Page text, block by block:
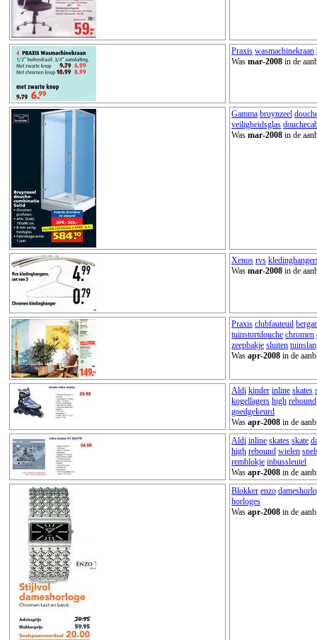
Praxis wasmachinekraan
Was mar-2008 in de
Gamma bruynzeel
veiligheidsglas
Was mar-2008 in de
Xenos rvs
Was mar-2008 in de
Praxis clubfauteuil
tuinstortdouche chromen
zeepbakje sluiten
Was apr-2008 in de
Aldi kinder inline skates
kogellagers high rebound
goedgekeurd
Was apr-2008 in de
Aldi inline skates skate
high rebound wielen
remblokje inbussleutel
Was apr-2008 in de
Blokker enzo
horloges
Was apr-2008 in de